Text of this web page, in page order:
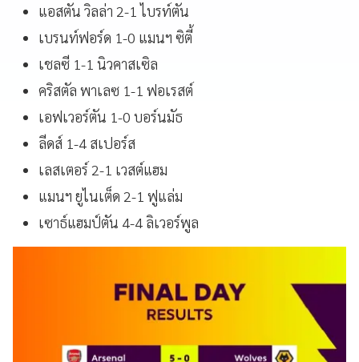
แอสตัน วิลล่า 2-1 ไบรท์ตัน
เบรนท์ฟอร์ด 1-0 แมนฯ ซิตี้
เชลซี 1-1 นิวคาสเซิล
คริสตัล พาเลซ 1-1 ฟอเรสต์
เอฟเวอร์ตัน 1-0 บอร์นมัธ
ลีดส์ 1-4 สเปอร์ส
เลสเตอร์ 2-1 เวสต์แฮม
แมนฯ ยูไนเต็ด 2-1 ฟูแล่ม
เซาธ์แฮมป์ตัน 4-4 ลิเวอร์พูล